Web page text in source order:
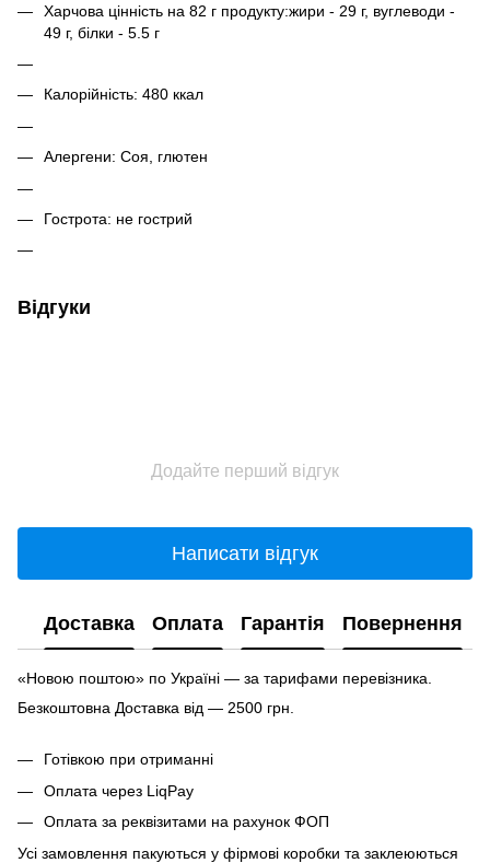
Харчова цінність на 82 г продукту:жири - 29 г, вуглеводи -
49 г, білки - 5.5 г
Калорійність: 480 ккал
Алергени: Соя, глютен
Гострота: не гострий
Відгуки
Додайте перший відгук
Написати відгук
Доставка Оплата Гарантія Повернення
«Новою поштою» по Україні — за тарифами перевізника.
Безкоштовна Доставка від — 2500 грн.
Готівкою при отриманні
Оплата через LiqPay
Оплата за реквізитами на рахунок ФОП
Усі замовлення пакуються у фірмові коробки та заклеюються